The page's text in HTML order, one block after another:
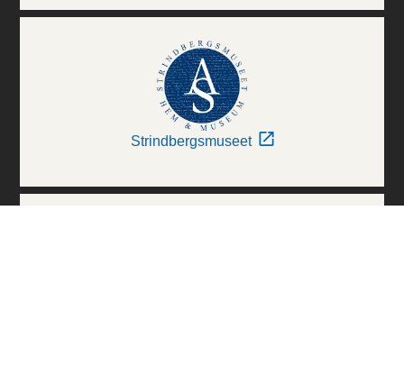
Strindbergsmuseet